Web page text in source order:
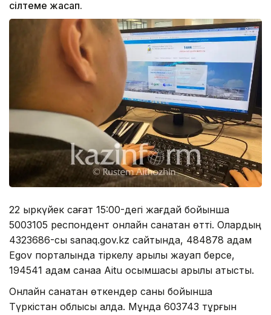
сілтеме жасап.
22 қыркүйек сағат 15:00-дегі жағдай бойынша
5003105 респондент онлайн санақтан өтті. Олардың
4323686-сы sanaq.gov.kz сайтында, 484878 адам
Egov порталында тіркелу арқылы жауап берсе,
194541 адам санаққа Аitu қосымшасы арқылы қатысты.
Онлайн санақтан өткендер саны бойынша
Түркістан облысы алда. Мұнда 603743 тұрғын